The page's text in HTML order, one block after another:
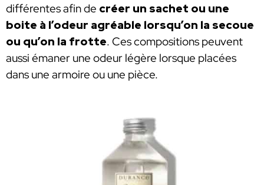
différentes afin de créer un sachet ou une
boite à l’odeur agréable lorsqu’on la secoue
ou qu’on la frotte. Ces compositions peuvent
aussi émaner une odeur légère lorsque placées
dans une armoire ou une pièce.